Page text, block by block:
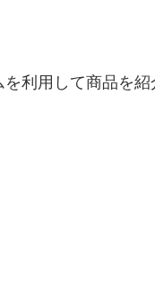
利用して商品を紹